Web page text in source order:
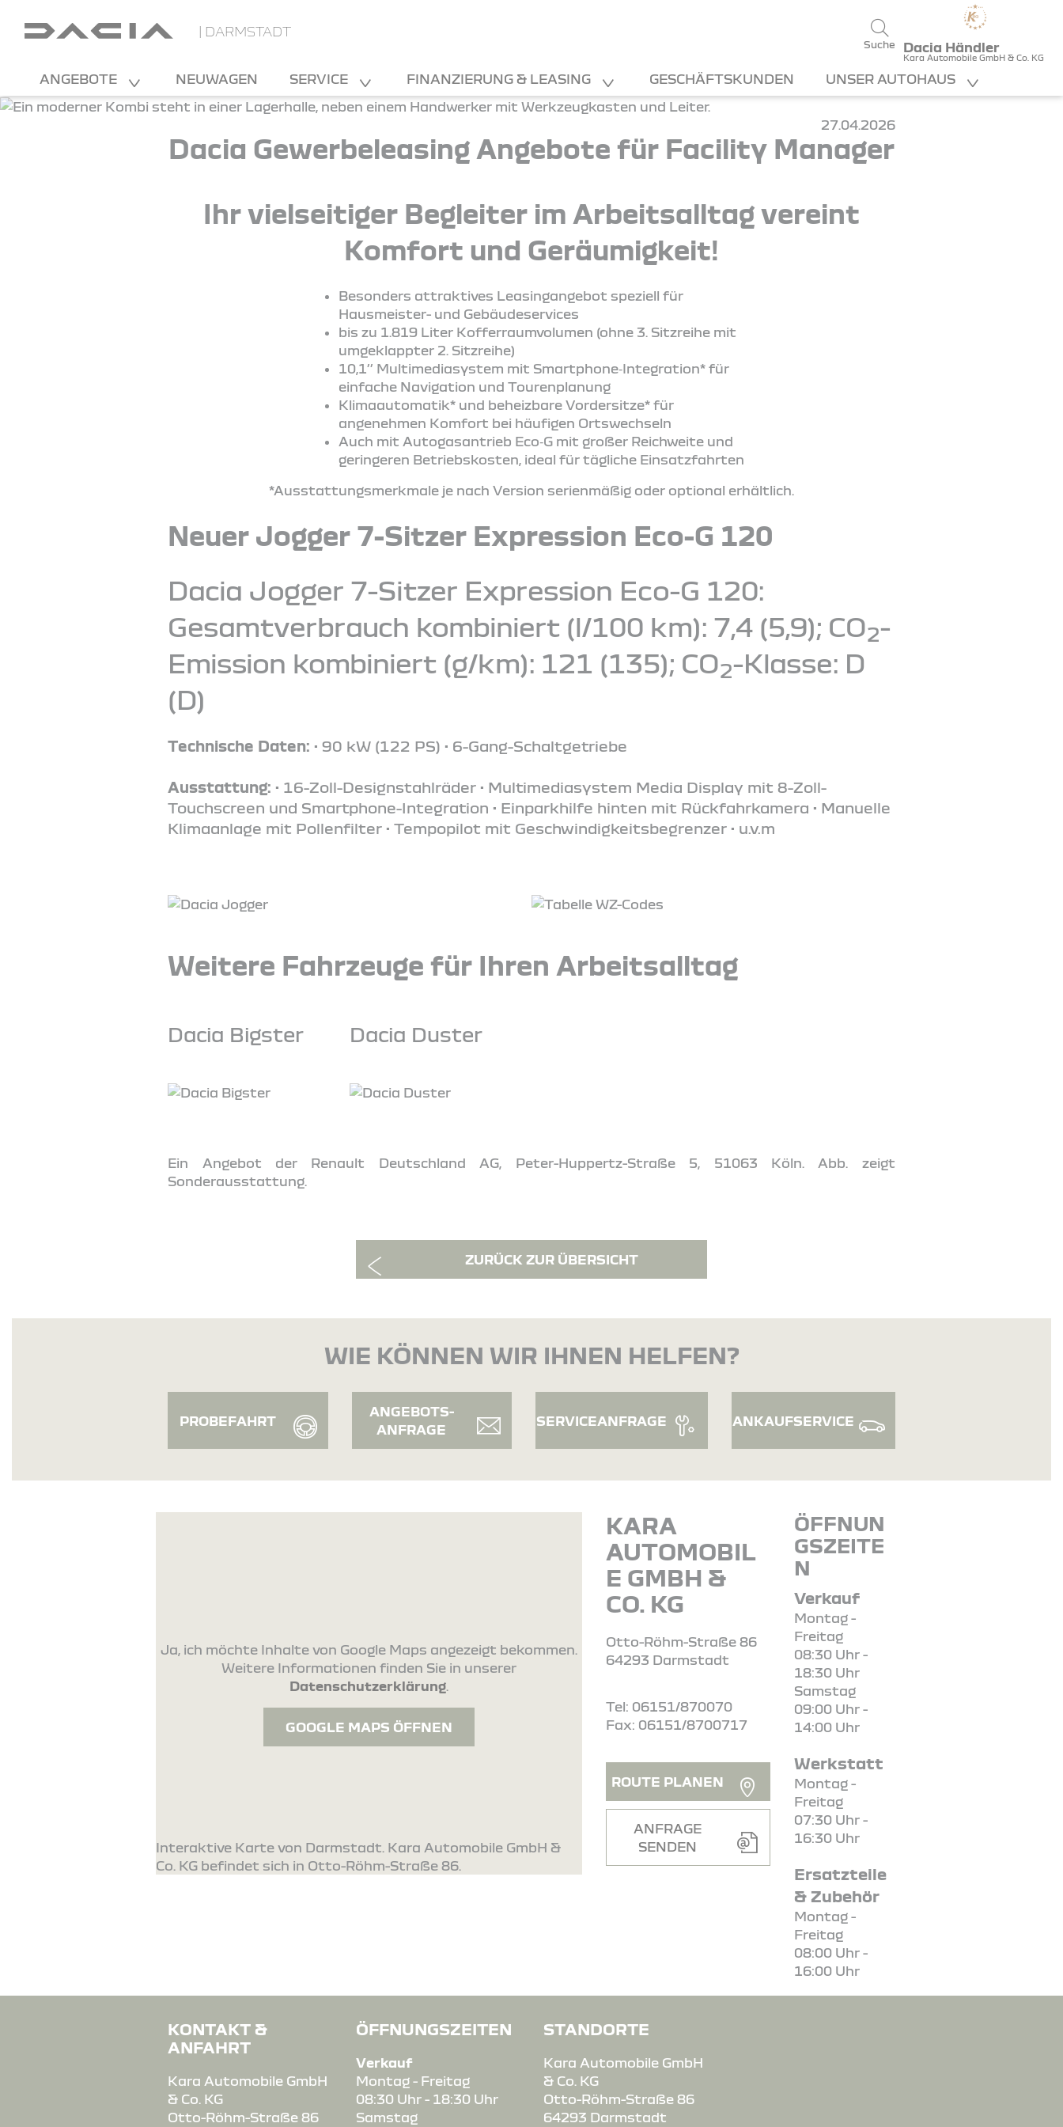
| DARMSTADT
Suche Dacia Händler
Kara Automobile GmbH & Co. KG
ANGEBOTE NEUWAGEN SERVICE FINANZIERUNG & LEASING GESCHÄFTSKUNDEN UNSER AUTOHAUS
27.04.2026
Dacia Gewerbeleasing Angebote für Facility Manager
Ihr vielseitiger Begleiter im Arbeitsalltag vereint
Komfort und Geräumigkeit!
Besonders attraktives Leasingangebot speziell für
Hausmeister- und Gebäudeservices
bis zu 1.819 Liter Kofferraumvolumen (ohne 3. Sitzreihe mit
umgeklappter 2. Sitzreihe)
10,1’’ Multimediasystem mit Smartphone‑Integration* für
einfache Navigation und Tourenplanung
Klimaautomatik* und beheizbare Vordersitze* für
angenehmen Komfort bei häufigen Ortswechseln
Auch mit Autogasantrieb Eco‑G mit großer Reichweite und
geringeren Betriebskosten, ideal für tägliche Einsatzfahrten
*Ausstattungsmerkmale je nach Version serienmäßig oder optional erhältlich.
Neuer Jogger 7-Sitzer Expression Eco-G 120
Dacia Jogger 7-Sitzer Expression Eco-G 120:
Gesamtverbrauch kombiniert (l/100 km): 7,4 (5,9); CO2-
Emission kombiniert (g/km): 121 (135); CO2-Klasse: D
(D)
Technische Daten: • 90 kW (122 PS) • 6-Gang-Schaltgetriebe
Ausstattung: • 16-Zoll-Designstahlräder • Multimediasystem Media Display mit 8-Zoll-
Touchscreen und Smartphone-Integration • Einparkhilfe hinten mit Rückfahrkamera • Manuelle
Klimaanlage mit Pollenfilter • Tempopilot mit Geschwindigkeitsbegrenzer • u.v.m
Weitere Fahrzeuge für Ihren Arbeitsalltag
Dacia Bigster Dacia Duster
Ein Angebot der Renault Deutschland AG, Peter-Huppertz-Straße 5, 51063 Köln. Abb. zeigt
Sonderausstattung.
ZURÜCK ZUR ÜBERSICHT
WIE KÖNNEN WIR IHNEN HELFEN?
PROBEFAHRT
ANGEBOTS-
ANFRAGE
SERVICEANFRAGE ANKAUFSERVICE
Ja, ich möchte Inhalte von Google Maps angezeigt bekommen.
Weitere Informationen finden Sie in unserer
Datenschutzerklärung.
GOOGLE MAPS ÖFFNEN
Interaktive Karte von Darmstadt. Kara Automobile GmbH &
Co. KG befindet sich in Otto-Röhm-Straße 86.
KARA
AUTOMOBIL
E GMBH &
CO. KG
Otto-Röhm-Straße 86
64293 Darmstadt
Tel: 06151/870070
Fax: 06151/8700717
ROUTE PLANEN
ANFRAGE
SENDEN
ÖFFNUN
GSZEITE
N
Verkauf
Montag -
Freitag
08:30 Uhr -
18:30 Uhr
Samstag
09:00 Uhr -
14:00 Uhr
Werkstatt
Montag -
Freitag
07:30 Uhr -
16:30 Uhr
Ersatzteile
& Zubehör
Montag -
Freitag
08:00 Uhr -
16:00 Uhr
KONTAKT &
ANFAHRT
Kara Automobile GmbH
& Co. KG
Otto-Röhm-Straße 86
ÖFFNUNGSZEITEN
Verkauf
Montag - Freitag
08:30 Uhr - 18:30 Uhr
Samstag
STANDORTE
Kara Automobile GmbH
& Co. KG
Otto-Röhm-Straße 86
64293 Darmstadt